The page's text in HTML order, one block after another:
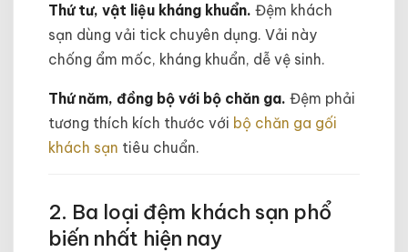
Thứ tư, vật liệu kháng khuẩn. Đệm khách
sạn dùng vải tick chuyên dụng. Vải này
chống ẩm mốc, kháng khuẩn, dễ vệ sinh.
Thứ năm, đồng bộ với bộ chăn ga. Đệm phải
tương thích kích thước với bộ chăn ga gối
khách sạn tiêu chuẩn.
2. Ba loại đệm khách sạn phổ
biến nhất hiện nay